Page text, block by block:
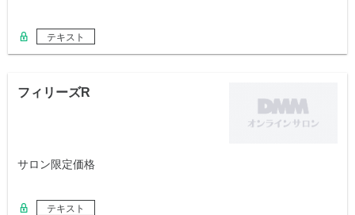
テキスト
フィリーズR
サロン限定価格
テキスト